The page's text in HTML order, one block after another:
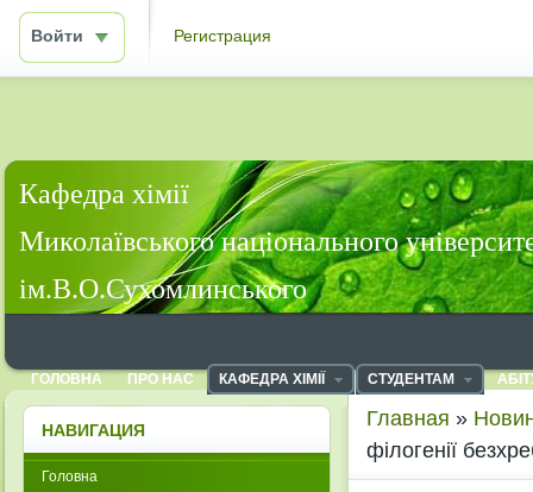
Войти Регистрация
Кафедра хімії
Миколаївського національного
ім.В.О.Сухомлинського
ГОЛОВНА ПРО НАС КАФЕДРА ХІМІЇ СТУДЕНТАМ
Главная »
філогенії
НАВИГАЦИЯ
Головна